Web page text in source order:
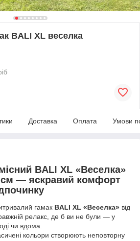
BALI XL веселка
Доставка Оплата Умови
BALI XL «Веселка»
— яскравий комфорт
гамак BALI XL «Веселка» від
релакс, де б ви не були — у
чи вдома.
кольори створюють неповторну